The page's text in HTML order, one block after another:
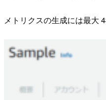
メトリクスの生成には最大